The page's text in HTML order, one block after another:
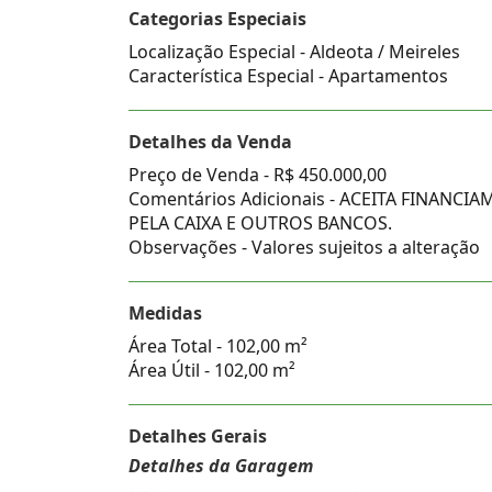
Categorias Especiais
Localização Especial - Aldeota / Meireles
Característica Especial - Apartamentos
Detalhes da Venda
Preço de Venda - R$ 450.000,00
Comentários Adicionais - ACEITA
PELA CAIXA E OUTROS BANCOS.
Observações - Valores sujeitos a alteração
Medidas
Área Total - 102,00 m²
Área Útil - 102,00 m²
Detalhes Gerais
Detalhes da Garagem